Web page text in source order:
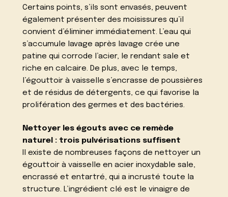
Certains points, s’ils sont envasés, peuvent
également présenter des moisissures qu’il
convient d’éliminer immédiatement. L’eau qui
s’accumule lavage après lavage crée une
patine qui corrode l’acier, le rendant sale et
riche en calcaire. De plus, avec le temps,
l’égouttoir à vaisselle s’encrasse de poussières
et de résidus de détergents, ce qui favorise la
prolifération des germes et des bactéries.
Nettoyer les égouts avec ce remède
naturel : trois pulvérisations suffisent
Il existe de nombreuses façons de nettoyer un
égouttoir à vaisselle en acier inoxydable sale,
encrassé et entartré, qui a incrusté toute la
structure. L’ingrédient clé est le vinaigre de